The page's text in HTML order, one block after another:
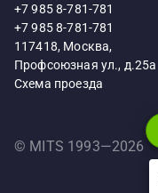
+7 985 8-781-781
+7 985 8-781-781
117418, Москва,
Профсоюзная ул., д.25а
Схема проезда
© MITS 1993—2026